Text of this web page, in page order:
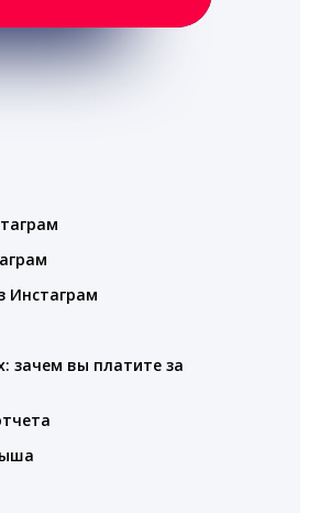
Инстаграм
зачем вы платите за